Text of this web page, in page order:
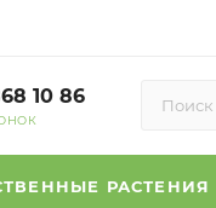
10 86
РАСТЕНИЯ